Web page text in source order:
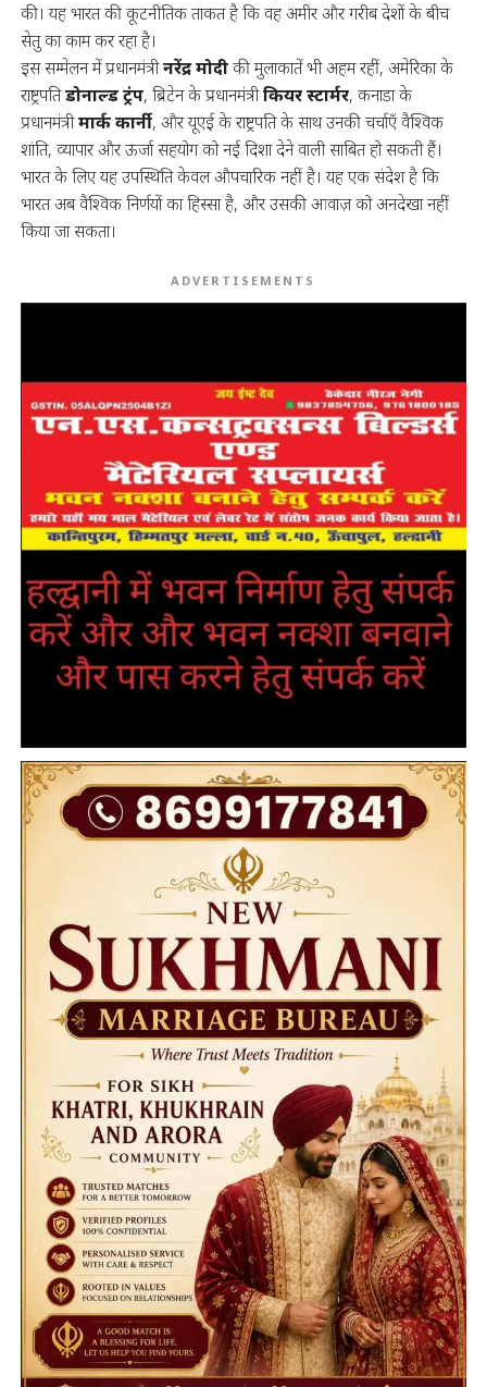
की। यह भारत की कूटनीतिक ताकत है कि वह अमीर और गरीब देशों के बीच
सेतु का काम कर रहा है।
इस सम्मेलन में प्रधानमंत्रीनरेंद्र मोदीकी मुलाकातें भी अहम रहीं, अमेरिका के
राष्ट्रपतिडोनाल्ड ट्रंप, ब्रिटेन के प्रधानमंत्रीकियर स्टार्मर, कनाडा के
प्रधानमंत्रीमार्क कार्नी, और यूएई के राष्ट्रपति के साथ उनकी चर्चाएँ वैश्विक
शांति, व्यापार और ऊर्जा सहयोग को नई दिशा देने वाली साबित हो सकती हैं।
भारत के लिए यह उपस्थिति केवल औपचारिक नहीं है। यह एक संदेश है कि
भारत अब वैश्विक निर्णयों का हिस्सा है, और उसकी आवाज़ को अनदेखा नहीं
किया जा सकता।
ADVERTISEMENTS